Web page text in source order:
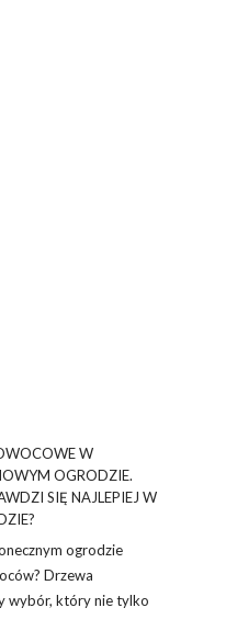
W
OGRODZIE.
SIĘ NAJLEPIEJ W
ogrodzie
Drzewa
wybór, który nie tylko